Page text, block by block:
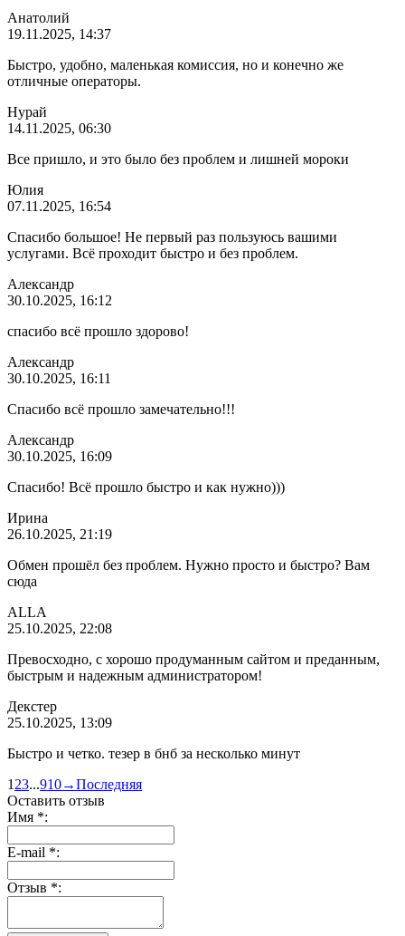
Анатолий
19.11.2025, 14:37
Быстро, удобно, маленькая комиссия, но и конечно же
отличные операторы.
Нурай
14.11.2025, 06:30
Все пришло, и это было без проблем и лишней мороки
Юлия
07.11.2025, 16:54
Спасибо большое! Не первый раз пользуюсь вашими
услугами. Всё проходит быстро и без проблем.
Александр
30.10.2025, 16:12
спасибо всё прошло здорово!
Александр
30.10.2025, 16:11
Спасибо всё прошло замечательно!!!
Александр
30.10.2025, 16:09
Спасибо! Всё прошло быстро и как нужно)))
Ирина
26.10.2025, 21:19
Обмен прошёл без проблем. Нужно просто и быстро? Вам
сюда
ALLA
25.10.2025, 22:08
Превосходно, с хорошо продуманным сайтом и преданным,
быстрым и надежным администратором!
Декстер
25.10.2025, 13:09
Быстро и четко. тезер в бнб за несколько минут
1 23...910→Последняя
Оставить отзыв
Имя *:
E-mail *:
Отзыв *: